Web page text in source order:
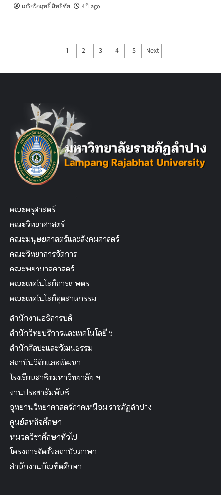
เกริกริกฤทธิ์ สิทธิชัย 4 ปี ago
Posts
1 2 3 4 5 Next
คณะครุศาสตร์
คณะวิทยาศาสตร์
คณะมนุษยศาสตร์และสังคมศาสตร์
คณะวิทยาการจัดการ
คณะพยาบาลศาสตร์
คณะเทคโนโลยีการเกษตร
คณะเทคโนโลยีอุตสาหกรรม
สำนักงานอธิการบดี
สำนักวิทยบริการและเทคโนโลยี ฯ
สำนักศิลปะและวัฒนธรรม
สถาบันวิจัยและพัฒนา
โรงเรียนสาธิตมหาวิทยาลัย ฯ
งานประชาสัมพันธ์
อุทยานวิทยาศาสตร์ภาคเหนือม.ราชภัฏลำปาง
ศูนย์สหกิจศึกษา
หมวดวิชาศึกษาทั่วไป
โครงการจัดตั้งสถาบันภาษา
สำนักงานบัณฑิตศึกษา